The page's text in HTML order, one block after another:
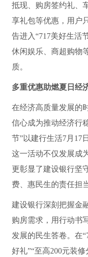
抵现、购房签约礼、
享礼包等优惠，用户
告进入“717美好生活
休闲娱乐、商超购物
质。
多重优惠助燃夏日经
在经济高质量发展的
信心成为推动经济行
节”以建行生活7月17
这一活动不仅发展成
更彰显了建设银行坚
费、惠民生的责任担当
建设银行深刻把握金
购房需求，用行动书
发展的民生答卷。在
好礼”“至高200元装